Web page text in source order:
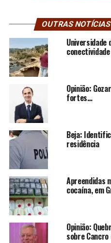
OUTRAS
Universidade
Opinião:
fortes…
Beja:
residência
Apreendidas
cocaína, em
Opinião:
sobre Cancro